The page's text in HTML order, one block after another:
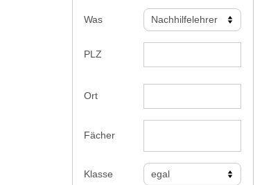
Was
PLZ
Ort
Fächer
Klasse